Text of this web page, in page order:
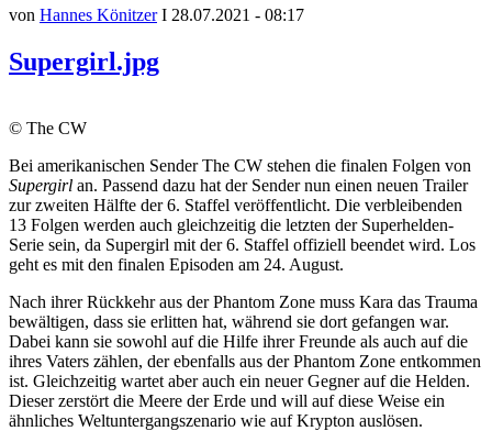
von Hannes KönitzerI 28.07.2021 - 08:17
Supergirl.jpg
© The CW
Bei amerikanischen Sender The CW stehen die finalen Folgen von
Supergirl an. Passend dazu hat der Sender nun einen neuen Trailer
zur zweiten Hälfte der 6. Staffel veröffentlicht. Die verbleibenden
13 Folgen werden auch gleichzeitig die letzten der Superhelden-
Serie sein, da Supergirl mit der 6. Staffel offiziell beendet wird. Los
geht es mit den finalen Episoden am 24. August.
Nach ihrer Rückkehr aus der Phantom Zone muss Kara das Trauma
bewältigen, dass sie erlitten hat, während sie dort gefangen war.
Dabei kann sie sowohl auf die Hilfe ihrer Freunde als auch auf die
ihres Vaters zählen, der ebenfalls aus der Phantom Zone entkommen
ist. Gleichzeitig wartet aber auch ein neuer Gegner auf die Helden.
Dieser zerstört die Meere der Erde und will auf diese Weise ein
ähnliches Weltuntergangszenario wie auf Krypton auslösen.